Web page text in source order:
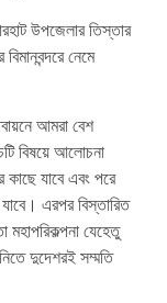
উপজেলার তিস্তার
নেমে
আমরা বেশ
বিষয়ে আলোচনা
যাবে এবং পরে
এরপর বিস্তারিত
যেহেতু
দুদেশরই সম্মতি